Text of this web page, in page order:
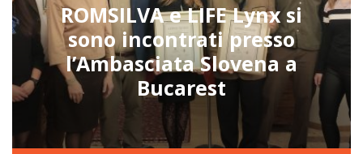
ROMSILVA e LIFE Lynx si
sono incontrati presso
l’Ambasciata Slovena a
Bucarest